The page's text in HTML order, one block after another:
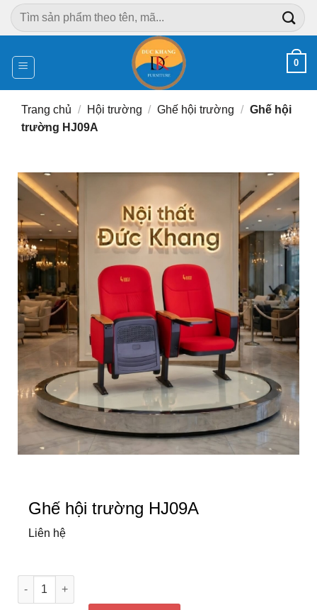
Chuyển
đến
dung
Tìm
kiếm:
0
Trang chủ / Hội trường / Ghế hội trường / Ghế hội
trường HJ09A
Ghế hội trường HJ09A
Liên hệ
Ghế hội trường HJ09A số lượng